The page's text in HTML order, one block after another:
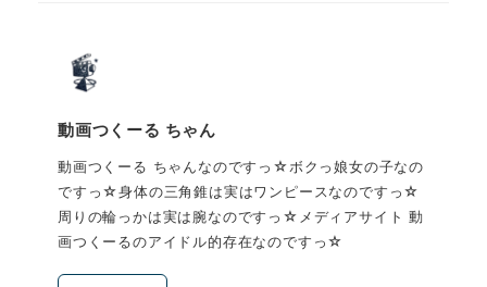
動画つくーる ちゃん
動画つくーる ちゃんなのですっ☆ボクっ娘女の子なの
ですっ☆身体の三角錐は実はワンピースなのですっ☆
周りの輪っかは実は腕なのですっ☆メディアサイト 動
画つくーるのアイドル的存在なのですっ☆